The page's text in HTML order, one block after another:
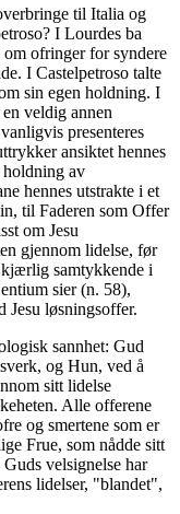
til Italia og
I Lourdes ba
ofringer for syndere
I Castelpetroso talte
sin egen holdning. I
veldig annen
presenteres
ansiktet hennes
holdning av
hennes utstrakte i et
til Faderen som Offer
om Jesu
gjennom lidelse, før
kjærlig samtykkende i
sier (n. 58),
Jesu løsningsoffer.
sannhet: Gud
og Hun, ved å
sitt lidelse
Alle offerene
og smertene som er
Frue, som nådde sitt
velsignelse har
lidelser, "blandet",